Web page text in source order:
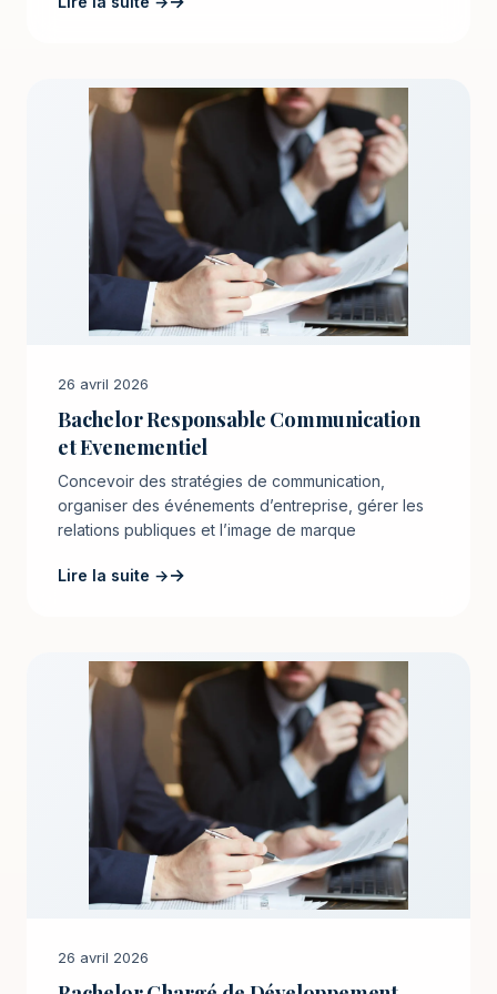
26 avril 2026
Bachelor Responsable Communication
et Evenementiel
Concevoir des stratégies de communication,
organiser des événements d’entreprise, gérer les
relations publiques et l’image de marque
Lire la suite →
26 avril 2026